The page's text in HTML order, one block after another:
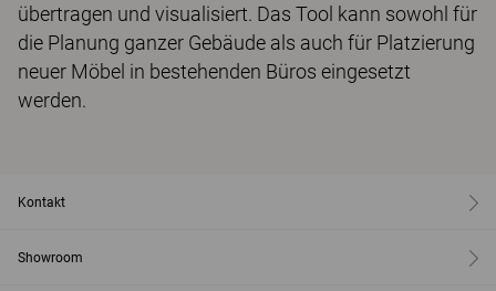
übertragen und visualisiert. Das Tool kann sowohl für
die Planung ganzer Gebäude als auch für Platzierung
neuer Möbel in bestehenden Büros eingesetzt
werden.
Kontakt
Showroom